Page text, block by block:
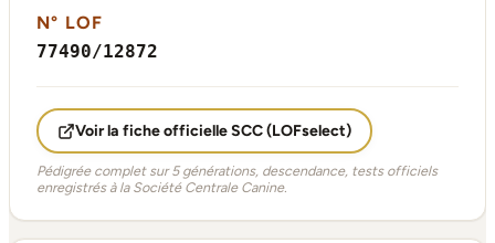
N° LOF
77490/12872
Voir la fiche officielle SCC (LOFselect)
Pédigrée complet sur 5 générations, descendance, tests officiels
enregistrés à la Société Centrale Canine.